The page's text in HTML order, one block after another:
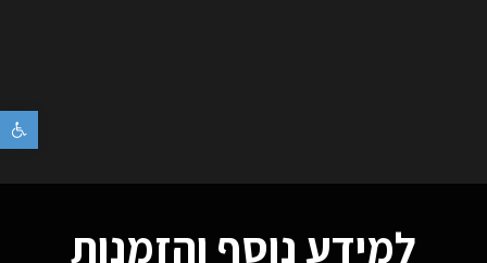
למידע נוסף והזמנות